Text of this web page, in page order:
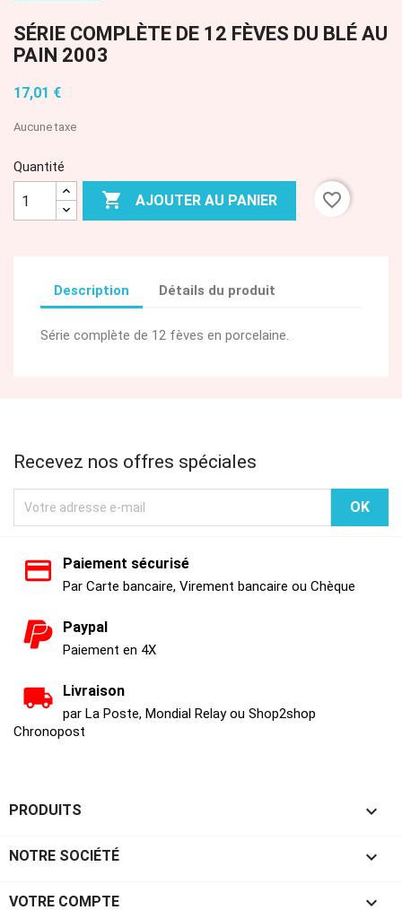
SÉRIE COMPLÈTE DE 12 FÈVES DU BLÉ AU
PAIN 2003
17,01 €
Aucune taxe
Quantité
 AJOUTER AU PANIER favorite_border
Description Détails du produit
Série complète de 12 fèves en porcelaine.
Recevez nos offres spéciales
Paiement sécurisé
Par Carte bancaire, Virement bancaire ou Chèque
Paypal
Paiement en 4X
Livraison
par La Poste, Mondial Relay ou Shop2shop
Chronopost
PRODUITS 
NOTRE SOCIÉTÉ 
VOTRE COMPTE 